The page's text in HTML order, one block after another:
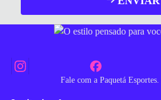
Fale com a Paquetá Esportes.